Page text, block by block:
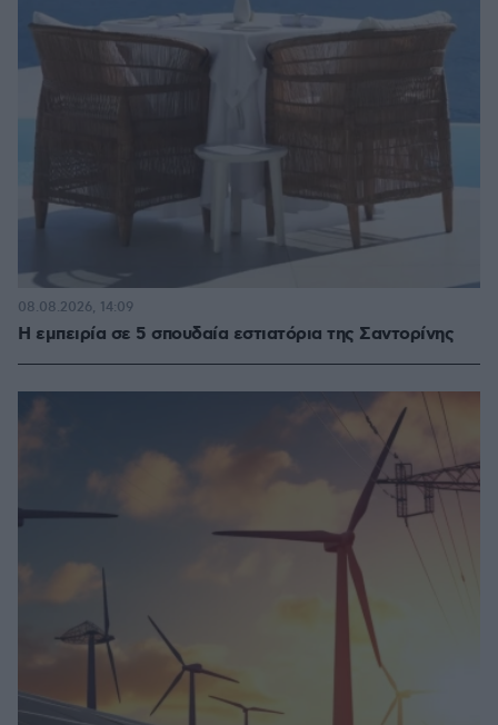
Η εμπειρία σε 5 σπουδαία εστιατόρια της Σαντορίνης
08.08.2026, 14:09